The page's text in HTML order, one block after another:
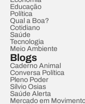
Educação
Política
Qual a Boa?
Cotidiano
Saúde
Tecnologia
Meio Ambiente
Blogs
Caderno Animal
Conversa Política
Pleno Poder
Sílvio Osias
Saúde Alerta
Mercado em